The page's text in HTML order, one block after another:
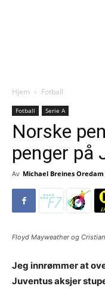
Hjem Fotball
Fotball Serie A
Norske
penger på
Av Michael Breines Oredam
Floyd Mayweather og
Jeg innrømmer at
Juventus aksjer